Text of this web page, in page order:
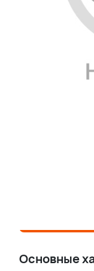
Основные